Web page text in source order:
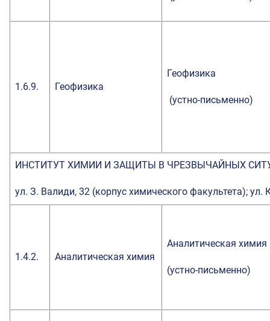
1.6.9. Геофизика
Геофизика
(устно-письменно)
ИНСТИТУТ ХИМИИ И ЗАЩИТЫ В ЧРЕЗВЫЧАЙНЫХ
ул. З. Валиди, 32 (корпус химического факультета); ул.
1.4.2. Аналитическая химия
Аналитическая химия
(устно-письменно)